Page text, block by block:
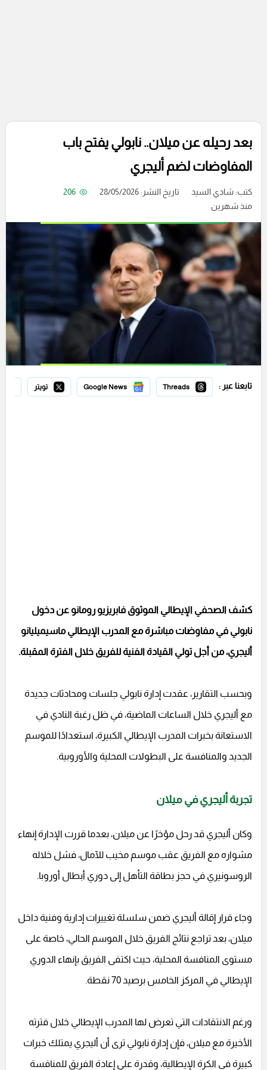
بعد رحيله عن ميلان.. نابولي يفتح باب
المفاوضات لضم أليجري
كتب:شادي السيد تاريخ النشر: 28/05/2026
206
منذ شهرين
تابعنا عبر : Threads
Google News تويتر
كشف الصحفي الإيطالي الموثوق فابريزيو رومانو عن دخول
نابولي في مفاوضات مباشرة مع المدرب الإيطالي ماسيميليانو
أليجري، من أجل تولي القيادة الفنية للفريق خلال الفترة المقبلة.
وبحسب التقارير، عقدت إدارة نابولي جلسات ومحادثات جديدة
مع أليجري خلال الساعات الماضية، في ظل رغبة النادي في
الاستعانة بخبرات المدرب الإيطالي الكبيرة، استعدادًا للموسم
الجديد والمنافسة على البطولات المحلية والأوروبية.
تجربة أليجري في ميلان
وكان أليجري قد رحل مؤخرًا عن ميلان، بعدما قررت الإدارة إنهاء
مشواره مع الفريق عقب موسم مخيب للآمال، فشل خلاله
الروسونيري في حجز بطاقة التأهل إلى دوري أبطال أوروبا.
وجاء قرار إقالة أليجري ضمن سلسلة تغييرات إدارية وفنية داخل
ميلان، بعد تراجع نتائج الفريق خلال الموسم الحالي، خاصة على
مستوى المنافسة المحلية، حيث اكتفى الفريق بإنهاء الدوري
الإيطالي في المركز الخامس برصيد 70 نقطة.
ورغم الانتقادات التي تعرض لها المدرب الإيطالي خلال فترته
الأخيرة مع ميلان، فإن إدارة نابولي ترى أن أليجري يمتلك خبرات
كبيرة في الكرة الإيطالية، وقدرة على إعادة الفريق للمنافسة